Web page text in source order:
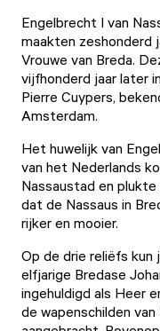
Engelbrecht I van
maakten zeshonderd
Vrouwe van Breda.
vijfhonderd jaar later
Pierre Cuypers,
Amsterdam.
Het huwelijk van
van het Nederlands
Nassaustad en plukte
dat de Nassaus in
rijker en mooier.
Op de drie reliëfs kun
elfjarige Bredase
ingehuldigd als Heer
de wapenschilden